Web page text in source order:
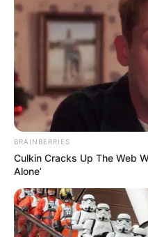
ΔΙΕΘΝΗ ΙΣΤΟΡΙΑ ΡΟΗ ΤΩΝ
ΕΧΟΥΜΕ ΘΕΙΚΗ
ΥΠΑΡΧΕΙ ΚΑΝΕΝΑΣ
ΕΜΠΟΔΙΟ ΠΟΥ
ΜΠΡΟΣΤΑ ΜΑΣ.
ΜΙΑ ΕΞΟΜΟΛΟΓΗΣΗ
ΠΡΑΓΜΑΤΙΚΟΥ ΚΑΙ
ΠΡΕΠΕΙ ΝΑ ΜΙΛΑΝΕ ΜΕΣΑ
BRAINBERRIES
Culkin Cracks Up The Web
Alone’